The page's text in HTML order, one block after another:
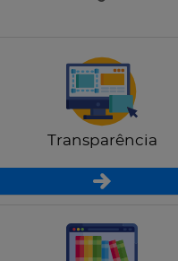
Transparência